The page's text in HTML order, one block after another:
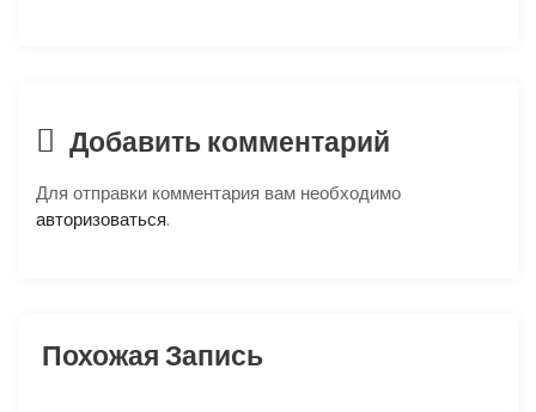
п
з
Добавить комментарий
Для отправки комментария вам необходимо
авторизоваться.
Похожая Запись